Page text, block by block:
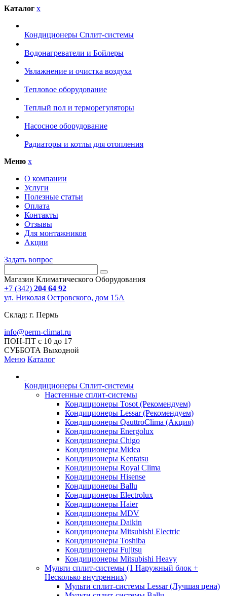
Каталог x
Кондиционеры Сплит-системы
Водонагреватели и Бойлеры
Увлажнение и очистка воздуха
Тепловое оборудование
Теплый пол и терморегуляторы
Насосное оборудование
Радиаторы и котлы для отопления
Меню x
О компании
Услуги
Полезные статьи
Оплата
Контакты
Отзывы
Для монтажников
Акции
Задать вопрос
Магазин Климатического Оборудования
+7 (342) 204 64 92
ул. Николая Островского, дом 15А
Склад: г. Пермь
info@perm-climat.ru
ПОН-ПТ с 10 до 17
СУББОТА Выходной
Меню Каталог
Кондиционеры Сплит-системы
Настенные сплит-системы
Кондиционеры Tosot (Рекомендуем)
Кондиционеры Lessar (Рекомендуем)
Кондиционеры QauttroClima (Акция)
Кондиционеры Energolux
Кондиционеры Chigo
Кондиционеры Midea
Кондиционеры Kentatsu
Кондиционеры Royal Clima
Кондиционеры Hisense
Кондиционеры Ballu
Кондиционеры Electrolux
Кондиционеры Haier
Кондиционеры MDV
Кондиционеры Daikin
Кондиционеры Mitsubishi Electric
Кондиционеры Toshiba
Кондиционеры Fujitsu
Кондиционеры Mitsubishi Heavy
Мульти сплит-системы (1 Наружный блок +
Несколько внутренних)
Мульти сплит-системы Lessar (Лучшая цена)